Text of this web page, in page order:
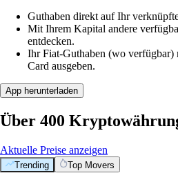
Guthaben direkt auf Ihr
Mit Ihrem Kapital andere
entdecken.
Ihr Fiat-Guthaben (wo
Card ausgeben.
App herunterladen
Über 400
Aktuelle Preise anzeigen
Trending Top Movers